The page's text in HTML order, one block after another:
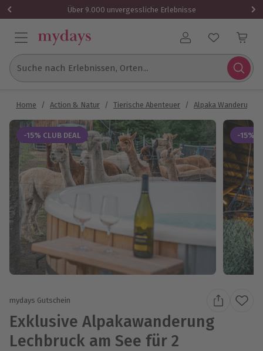
Über 9.000 unvergessliche Erlebnisse
Benutzerkonto
Suche nach Erlebnissen, Orten...
Home / Action & Natur / Tierische Abenteuer / Alpaka Wanderung
-15% CLUB DEAL -15%
mydays Gutschein
Exklusive Alpakawanderung
Lechbruck am See für 2